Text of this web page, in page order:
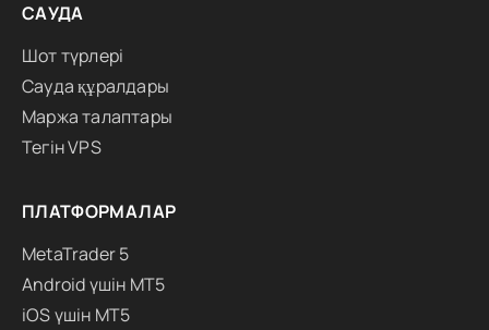
САУДА
Шот түрлері
Сауда құралдары
Маржа талаптары
Тегін VPS
ПЛАТФОРМАЛАР
MetaTrader 5
Android үшін MT5
iOS үшін MT5